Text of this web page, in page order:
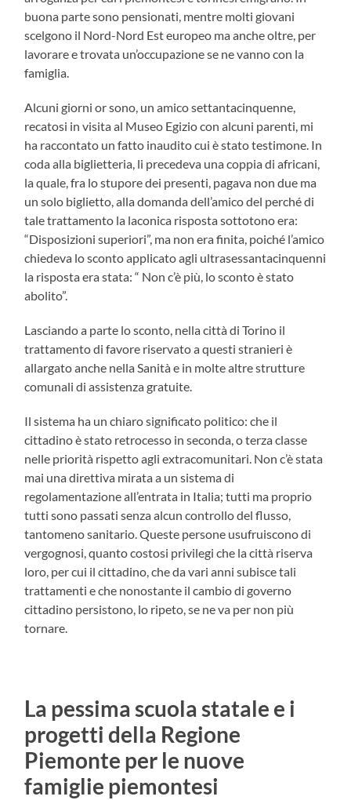
buona parte sono pensionati, mentre molti giovani
scelgono il Nord-Nord Est europeo ma anche oltre, per
lavorare e trovata un’occupazione se ne vanno con la
famiglia.
Alcuni giorni or sono, un amico settantacinquenne,
recatosi in visita al Museo Egizio con alcuni parenti, mi
ha raccontato un fatto inaudito cui è stato testimone. In
coda alla biglietteria, li precedeva una coppia di africani,
la quale, fra lo stupore dei presenti, pagava non due ma
un solo biglietto, alla domanda dell’amico del perché di
tale trattamento la laconica risposta sottotono era:
“Disposizioni superiori”, ma non era finita, poiché l’amico
chiedeva lo sconto applicato agli ultrasessantacinquenni
la risposta era stata: “ Non c’è più, lo sconto è stato
abolito”.
Lasciando a parte lo sconto, nella città di Torino il
trattamento di favore riservato a questi stranieri è
allargato anche nella Sanità e in molte altre strutture
comunali di assistenza gratuite.
Il sistema ha un chiaro significato politico: che il
cittadino è stato retrocesso in seconda, o terza classe
nelle priorità rispetto agli extracomunitari. Non c’è stata
mai una direttiva mirata a un sistema di
regolamentazione all’entrata in Italia; tutti ma proprio
tutti sono passati senza alcun controllo del flusso,
tantomeno sanitario. Queste persone usufruiscono di
vergognosi, quanto costosi privilegi che la città riserva
loro, per cui il cittadino, che da vari anni subisce tali
trattamenti e che nonostante il cambio di governo
cittadino persistono, lo ripeto, se ne va per non più
tornare.
La pessima scuola statale e i
progetti della Regione
Piemonte per le nuove
famiglie piemontesi